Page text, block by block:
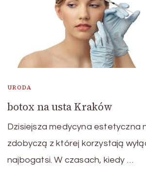
URODA
botox na usta Kraków
Dzisiejsza medycyna estetyczna
zdobyczą z której korzystają
najbogatsi. W czasach, kiedy …